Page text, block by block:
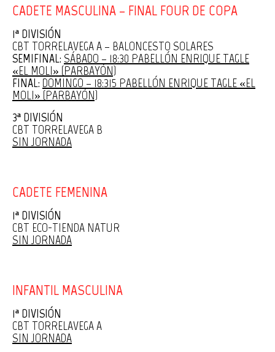
CADETE MASCULINA – FINAL FOUR DE COPA
1ª DIVISIÓN
CBT TORRELAVEGA A – BALONCESTO SOLARES
SEMIFINAL: SÁBADO – 18:30 PABELLÓN ENRIQUE TAGLE
«EL MOLI» (PARBAYÓN)
FINAL: DOMINGO – 18:315 PABELLÓN ENRIQUE TAGLE «EL
MOLI» (PARBAYÓN)
3ª DIVISIÓN
CBT TORRELAVEGA B
SIN JORNADA
CADETE FEMENINA
1ª DIVISIÓN
CBT ECO-TIENDA NATUR
SIN JORNADA
INFANTIL MASCULINA
1ª DIVISIÓN
CBT TORRELAVEGA A
SIN JORNADA